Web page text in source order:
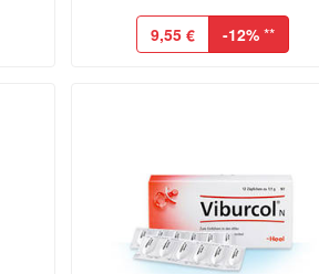
9,55 € -12%**